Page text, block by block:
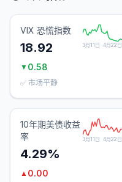
VIX 恐慌指数
18.92 3月11日 4月22日
▼ 0.58
✅ 市场平静
10年期美债收益
率
4.29%
3月11日 4月22日
▲ 0.00